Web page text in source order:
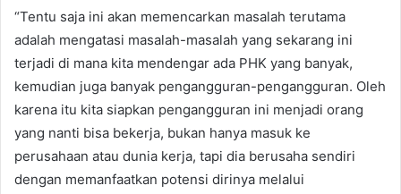
“Tentu saja ini akan memencarkan masalah terutama
adalah mengatasi masalah-masalah yang sekarang ini
terjadi di mana kita mendengar ada PHK yang banyak,
kemudian juga banyak pengangguran-pengangguran. Oleh
karena itu kita siapkan pengangguran ini menjadi orang
yang nanti bisa bekerja, bukan hanya masuk ke
perusahaan atau dunia kerja, tapi dia berusaha sendiri
dengan memanfaatkan potensi dirinya melalui